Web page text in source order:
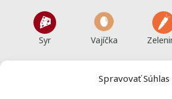
Spravovať Súhlas
Syr Vajíčka
Populárne recepty